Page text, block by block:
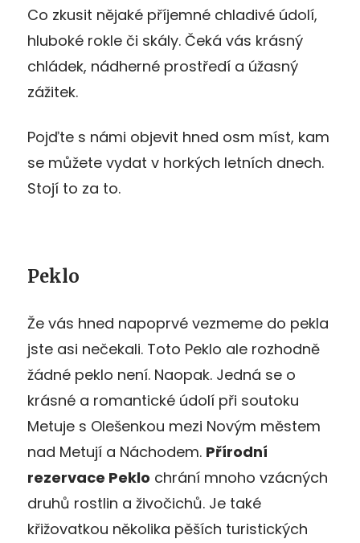
Co zkusit nějaké příjemné chladivé údolí,
hluboké rokle či skály. Čeká vás krásný
chládek, nádherné prostředí a úžasný
zážitek.
Pojďte s námi objevit hned osm míst, kam
se můžete vydat v horkých letních dnech.
Stojí to za to.
Peklo
Že vás hned napoprvé vezmeme do pekla
jste asi nečekali. Toto Peklo ale rozhodně
žádné peklo není. Naopak. Jedná se o
krásné a romantické údolí při soutoku
Metuje s Olešenkou mezi Novým městem
nad Metují a Náchodem. Přírodní
rezervace Peklo chrání mnoho vzácných
druhů rostlin a živočichů. Je také
křižovatkou několika pěších turistických